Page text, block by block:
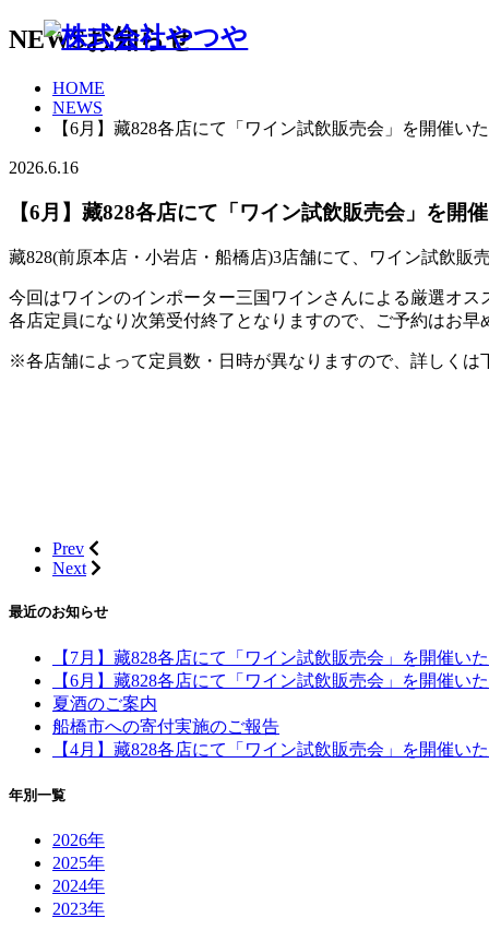
NEWSお知らせ
HOME
NEWS
【6月】藏828各店にて「ワイン試飲販売会」を開催いた
2026.6.16
【6月】藏828各店にて「ワイン試飲販売会」を開催
藏828(前原本店・小岩店・船橋店)3店舗にて、ワイン試飲販
今回はワインのインポーター三国ワインさんによる厳選オス
各店定員になり次第受付終了となりますので、ご予約はお早
※各店舗によって定員数・日時が異なりますので、詳しくは
Prev
Next
最近のお知らせ
【7月】藏828各店にて「ワイン試飲販売会」を開催いた
【6月】藏828各店にて「ワイン試飲販売会」を開催いた
夏酒のご案内
船橋市への寄付実施のご報告
【4月】藏828各店にて「ワイン試飲販売会」を開催いた
年別一覧
2026年
2025年
2024年
2023年